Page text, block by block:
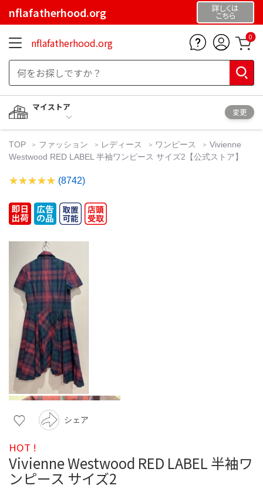
nflafatherhood.org 詳しくは
こちら
nflafatherhood.org 0
マイストア
変更
TOP ファッション レディース ワンピース
Vivienne
Westwood RED LABEL 半袖ワンピース サイズ2【公式ストア】
(8742)
シェア
HOT !
Vivienne Westwood RED LABEL 半袖ワ
ンピース サイズ2